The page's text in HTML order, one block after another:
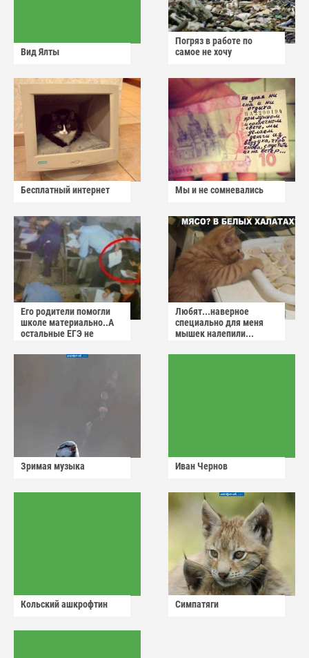
Вид Ялты
Погряз в работе по
самое не хочу
Бесплатный интернет Мы и не сомневались
Его родители помогли
школе материально..А
остальные ЕГЭ не
Любят...наверное
специально для меня
мышек налепили...
Зримая музыка Иван Чернов
Кольский ашкрофтин Симпатяги